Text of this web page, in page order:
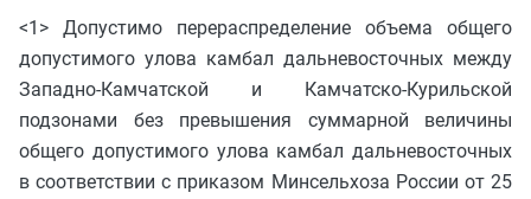
<1> Допустимо перераспределение объема общего
допустимого улова камбал дальневосточных между
Западно-Камчатской и Камчатско-Курильской
подзонами без превышения суммарной величины
общего допустимого улова камбал дальневосточных
в соответствии с приказом Минсельхоза России от 25